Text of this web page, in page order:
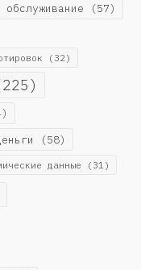
обслуживание (57)
(32)
(58)
данные (31)